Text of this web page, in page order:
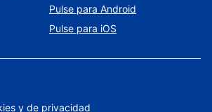
Pulse para Android
Pulse para iOS
y de privacidad